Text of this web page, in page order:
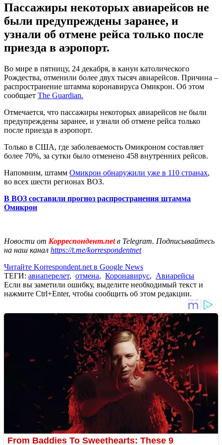
Пассажиры некоторых авиарейсов не
были предупреждены заранее, и
узнали об отмене рейса только после
приезда в аэропорт.
Во мире в пятницу, 24 декабря, в канун католического
Рождества, отменили более двух тысяч авиарейсов. Причина –
распространение штамма коронавируса Омикрон. Об этом
сообщает The Guardian.
Отмечается, что пассажиры некоторых авиарейсов не были
предупреждены заранее, и узнали об отмене рейса только
после приезда в аэропорт.
Только в США, где заболеваемость Омикроном составляет
более 70%, за сутки было отменено 458 внутренних рейсов.
Напомним, штамм Омикрон обнаружили уже в 110 странах,
во всех шести регионах ВОЗ.
В ВОЗ составили прогноз распространения штамма
Омикрон
Новости от Корреспондент.netв Telegram. Подписывайтесь
на наш канал https://t.me/korrespondentnet
Читайте Korrespondent.net в Google News
ТЕГИ: авиаперелет, отмена, Коронавирус, Авиарейсы
Если вы заметили ошибку, выделите необходимый текст и
нажмите Ctrl+Enter, чтобы сообщить об этом редакции.